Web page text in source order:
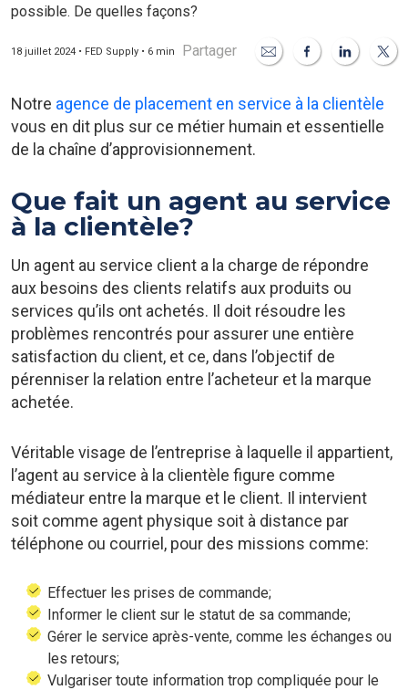
possible. De quelles façons?
18 juillet 2024 • FED Supply • 6 min Partager
Notre agence de placement en service à la clientèle
vous en dit plus sur ce métier humain et essentielle
de la chaîne d’approvisionnement.
Que fait un agent au service
à la clientèle?
Un agent au service client a la charge de répondre
aux besoins des clients relatifs aux produits ou
services qu’ils ont achetés. Il doit résoudre les
problèmes rencontrés pour assurer une entière
satisfaction du client, et ce, dans l’objectif de
pérenniser la relation entre l’acheteur et la marque
achetée.
Véritable visage de l’entreprise à laquelle il appartient,
l’agent au service à la clientèle figure comme
médiateur entre la marque et le client. Il intervient
soit comme agent physique soit à distance par
téléphone ou courriel, pour des missions comme:
Effectuer les prises de commande;
Informer le client sur le statut de sa commande;
Gérer le service après-vente, comme les échanges ou
les retours;
Vulgariser toute information trop compliquée pour le